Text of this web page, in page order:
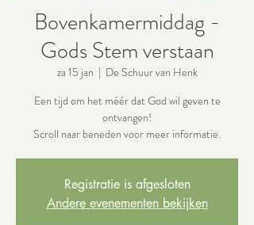
Bovenkamermiddag -
Gods Stem verstaan
za 15 jan
  |
De Schuur van Henk
Een tijd om het méér dat God wil geven te
ontvangen!
Scroll naar beneden voor meer informatie.
Registratie is afgesloten
Andere evenementen bekijken